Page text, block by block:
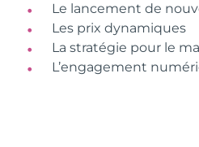
Le lancement de
Les prix dynamiques
La stratégie pour le
L’engagement